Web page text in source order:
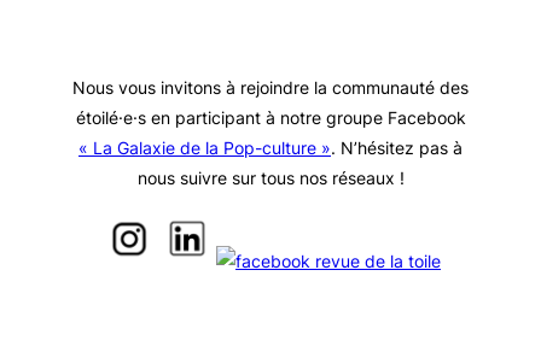
Nous vous invitons à rejoindre la communauté des
étoilé·e·s en participant à notre groupe Facebook
« La Galaxie de la Pop-culture ». N’hésitez pas à
nous suivre sur tous nos réseaux !